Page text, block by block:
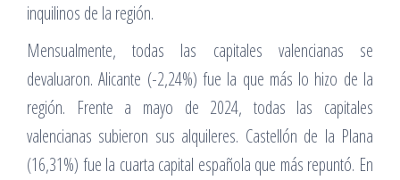
inquilinos de la región.
Mensualmente, todas las capitales valencianas se
devaluaron. Alicante (-2,24%) fue la que más lo hizo de la
región. Frente a mayo de 2024, todas las capitales
valencianas subieron sus alquileres. Castellón de la Plana
(16,31%) fue la cuarta capital española que más repuntó. En